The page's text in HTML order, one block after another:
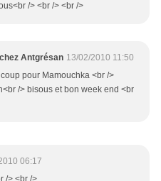
/> <br /> <br />
Antgrésan 13/02/2010 11:50
pour Mamouchka <br />
/> bisous et bon week end <br
06:17
/> <br />